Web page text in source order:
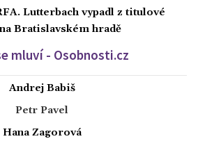
Lutterbach vypadl z titulové
Bratislavském hradě
mluví - Osobnosti.cz
Andrej Babiš
Petr Pavel
Hana Zagorová